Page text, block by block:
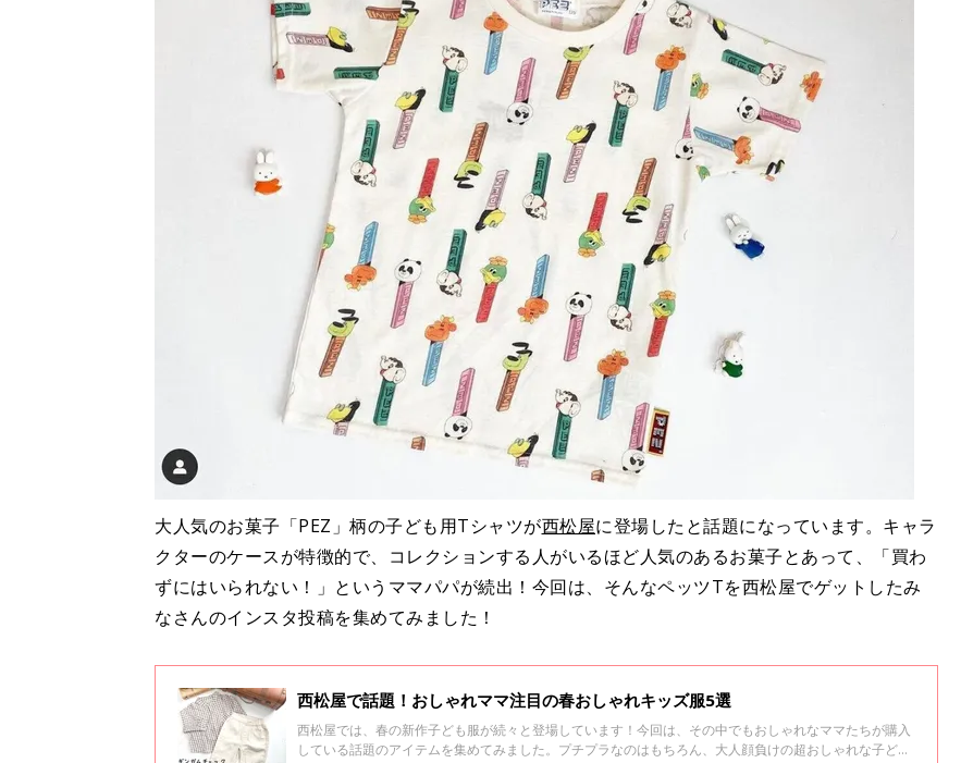
大人気のお菓子「PEZ」柄の子ども用Tシャツが西松屋に登場したと話題になっています。キャラ
クターのケースが特徴的で、コレクションする人がいるほど人気のあるお菓子とあって、「買わ
ずにはいられない！」というママパパが続出！今回は、そんなペッツTを西松屋でゲットしたみ
なさんのインスタ投稿を集めてみました！
西松屋で話題！おしゃれママ注目の春おしゃれキッズ服5選
西松屋では、春の新作子ども服が続々と登場しています！今回は、その中でもおしゃれなママたちが購入
している話題のアイテムを集めてみました。プチプラなのはもちろん、大人顔負けの超おしゃれな子ども